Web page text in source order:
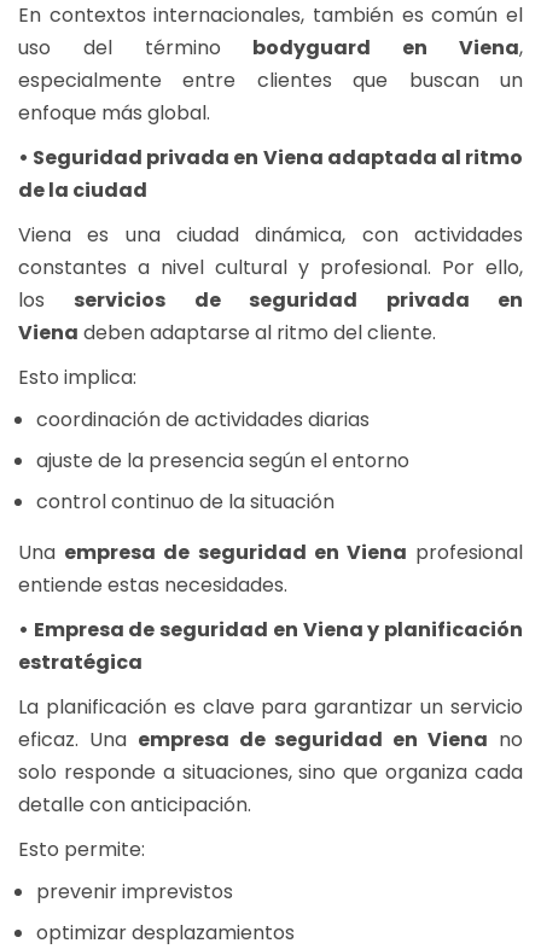
En contextos internacionales, también es común el
uso del término bodyguard en Viena,
especialmente entre clientes que buscan un
enfoque más global.
• Seguridad privada en Viena adaptada al ritmo
de la ciudad
Viena es una ciudad dinámica, con actividades
constantes a nivel cultural y profesional. Por ello,
los servicios de seguridad privada en
Viena deben adaptarse al ritmo del cliente.
Esto implica:
coordinación de actividades diarias
ajuste de la presencia según el entorno
control continuo de la situación
Una empresa de seguridad en Viena profesional
entiende estas necesidades.
• Empresa de seguridad en Viena y planificación
estratégica
La planificación es clave para garantizar un servicio
eficaz. Una empresa de seguridad en Viena no
solo responde a situaciones, sino que organiza cada
detalle con anticipación.
Esto permite:
prevenir imprevistos
optimizar desplazamientos